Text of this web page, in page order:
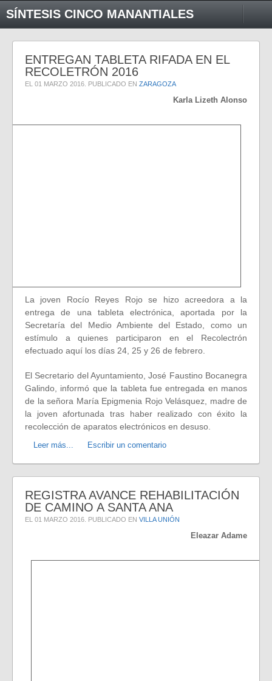
SÍNTESIS CINCO MANANTIALES
ENTREGAN TABLETA RIFADA EN EL
RECOLETRÓN 2016
EL 01 MARZO 2016 . PUBLICADO EN ZARAGOZA
Karla Lizeth Alonso
La joven Rocío Reyes Rojo se hizo acreedora a la
entrega de una tableta electrónica, aportada por la
Secretaría del Medio Ambiente del Estado, como un
estímulo a quienes participaron en el Recolectrón
efectuado aquí los días 24, 25 y 26 de febrero.
El Secretario del Ayuntamiento, José Faustino Bocanegra
Galindo, informó que la tableta fue entregada en manos
de la señora María Epigmenia Rojo Velásquez, madre de
la joven afortunada tras haber realizado con éxito la
recolección de aparatos electrónicos en desuso.
Leer más... Escribir un comentario
REGISTRA AVANCE REHABILITACIÓN
DE CAMINO A SANTA ANA
EL 01 MARZO 2016 . PUBLICADO EN VILLA UNIÓN
Eleazar Adame